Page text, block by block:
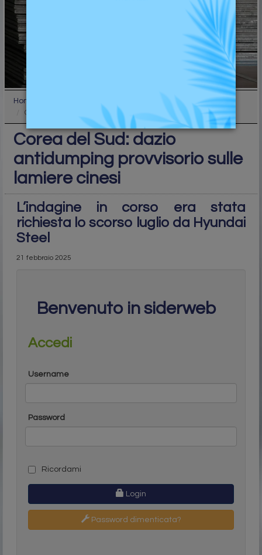
Home
Corea del Sud: dazio antidumping provvisorio sulle...
Corea del Sud: dazio
antidumping provvisorio sulle
lamiere cinesi
L’indagine in corso era stata
richiesta lo scorso luglio da Hyundai
Steel
21 febbraio 2025
Benvenuto in siderweb
Accedi
Username
Password
Ricordami
Login
Password dimenticata?